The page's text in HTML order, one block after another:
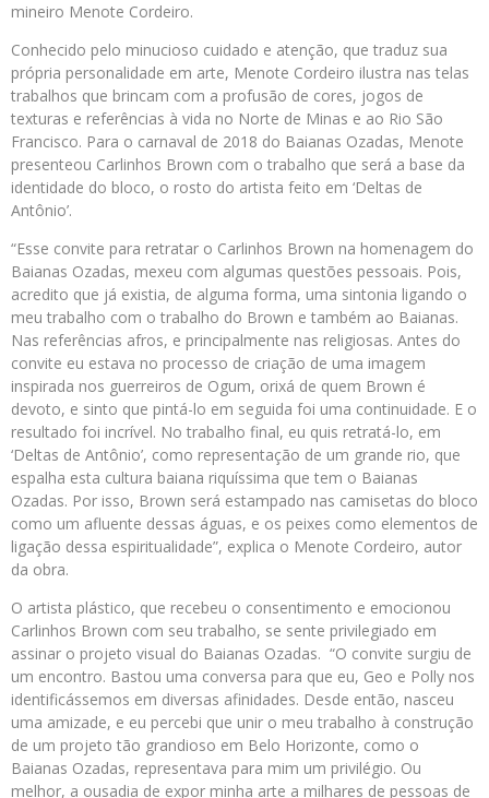
mineiro Menote Cordeiro.
Conhecido pelo minucioso cuidado e atenção, que traduz sua
própria personalidade em arte, Menote Cordeiro ilustra nas telas
trabalhos que brincam com a profusão de cores, jogos de
texturas e referências à vida no Norte de Minas e ao Rio São
Francisco. Para o carnaval de 2018 do Baianas Ozadas, Menote
presenteou Carlinhos Brown com o trabalho que será a base da
identidade do bloco, o rosto do artista feito em ‘Deltas de
Antônio’.
“Esse convite para retratar o Carlinhos Brown na homenagem do
Baianas Ozadas, mexeu com algumas questões pessoais. Pois,
acredito que já existia, de alguma forma, uma sintonia ligando o
meu trabalho com o trabalho do Brown e também ao Baianas.
Nas referências afros, e principalmente nas religiosas. Antes do
convite eu estava no processo de criação de uma imagem
inspirada nos guerreiros de Ogum, orixá de quem Brown é
devoto, e sinto que pintá-lo em seguida foi uma continuidade. E o
resultado foi incrível. No trabalho final, eu quis retratá-lo, em
‘Deltas de Antônio’, como representação de um grande rio, que
espalha esta cultura baiana riquíssima que tem o Baianas
Ozadas. Por isso, Brown será estampado nas camisetas do bloco
como um afluente dessas águas, e os peixes como elementos de
ligação dessa espiritualidade”, explica o Menote Cordeiro, autor
da obra.
O artista plástico, que recebeu o consentimento e emocionou
Carlinhos Brown com seu trabalho, se sente privilegiado em
assinar o projeto visual do Baianas Ozadas. “O convite surgiu de
um encontro. Bastou uma conversa para que eu, Geo e Polly nos
identificássemos em diversas afinidades. Desde então, nasceu
uma amizade, e eu percebi que unir o meu trabalho à construção
de um projeto tão grandioso em Belo Horizonte, como o
Baianas Ozadas, representava para mim um privilégio. Ou
melhor, a ousadia de expor minha arte a milhares de pessoas de